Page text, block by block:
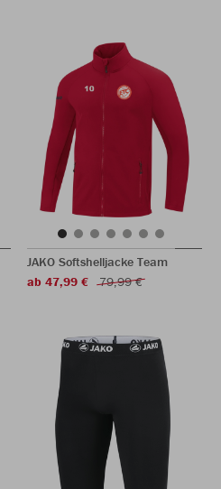
JAKO Softshelljacke Team
ab 47,99 €
79,99 €